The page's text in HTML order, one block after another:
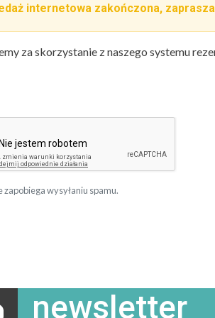
internetowa zakończona,
za skorzystanie z naszego systemu
zapobiega wysyłaniu spamu.
newsletter